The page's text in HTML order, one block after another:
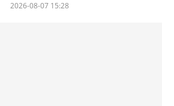
2026-08-07 15:28